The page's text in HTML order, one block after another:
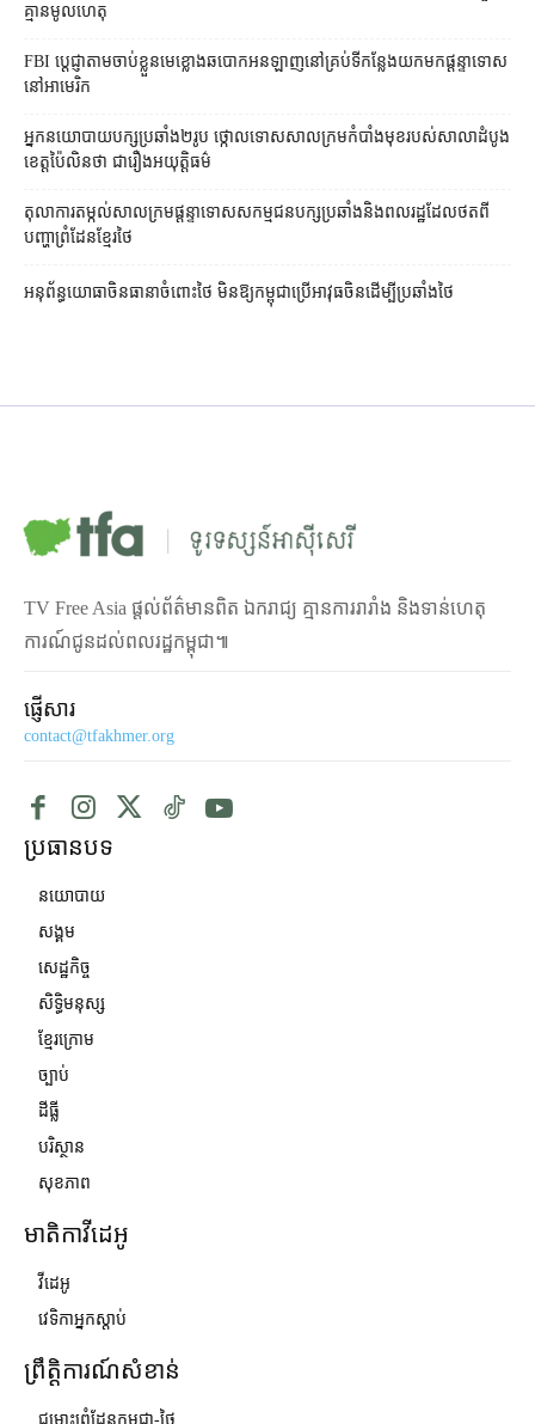
គ្មាន​មូលហេតុ
FBI ប្ដេជ្ញា​តាម​ចាប់ខ្លួន​មេខ្លោង​ឆបោក​អនឡាញ​នៅ​គ្រប់​ទីកន្លែង​យក​មក​ផ្ដន្ទាទោស​
នៅ​អាមេរិក
អ្នកនយោបាយ​បក្ស​ប្រឆាំង​២​រូប ថ្កោលទោស​សាលក្រម​កំបាំងមុខ​របស់​សាលាដំបូង​
ខេត្ត​ប៉ៃលិន​ថា ជា​រឿង​អយុត្តិធម៌
តុលាការ​តម្កល់​សាលក្រម​ផ្ដន្ទាទោស​សកម្មជន​បក្ស​ប្រឆាំង​និង​ពលរដ្ឋ​ដែល​ថត​ពី​
បញ្ហា​ព្រំដែន​ខ្មែរ​ថៃ
អនុព័ន្ធយោធា​ចិន​ធានា​ចំពោះ​ថៃ មិន​ឱ្យ​កម្ពុជា​ប្រើ​អាវុធ​ចិន​ដើម្បី​ប្រឆាំង​ថៃ ​
TV Free Asia ផ្ដល់ព័ត៌មានពិត ឯករាជ្យ គ្មានការរារាំង និងទាន់ហេតុ
ការណ៍ជូនដល់ពលរដ្ឋកម្ពុជា៕
ផ្ញើសារ
contact@tfakhmer.org
ប្រធានបទ
នយោបាយ
សង្គម
សេដ្ឋកិច្ច
សិទ្ធិមនុស្ស
ខ្មែរក្រោម
ច្បាប់
ដីធ្លី
បរិស្ថាន
សុខភាព
មាតិកាវីដេអូ
វីដេអូ
វេទិកាអ្នកស្ដាប់
ព្រឹត្តិការណ៍សំខាន់
ជម្លោះព្រំដែនកម្ពុជា-ថៃ